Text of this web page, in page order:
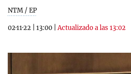
NTM / EP
02·11·22 13:00 |Actualizado a las 13:02